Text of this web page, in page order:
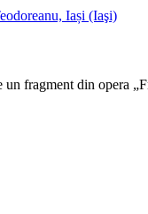
Iași (Iaşi)
fragment din opera